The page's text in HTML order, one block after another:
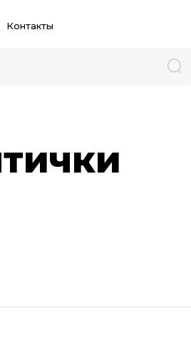
Контакты